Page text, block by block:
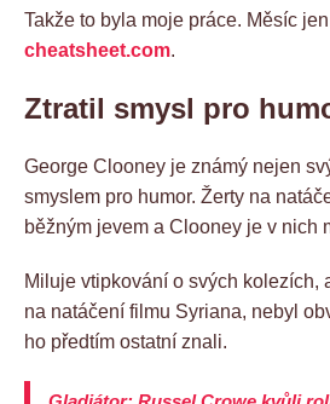
Takže to byla moje práce. Měsíc
cheatsheet.com.
Ztratil smysl pro
George Clooney je známý nejen
smyslem pro humor. Žerty na
běžným jevem a Clooney je v nich
Miluje vtipkování o svých kolezích,
na natáčení filmu Syriana, nebyl
ho předtím ostatní znali.